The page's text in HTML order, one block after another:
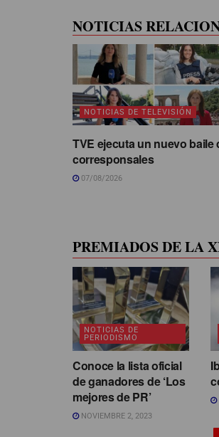
NOTICIAS
NOTICIAS DE TELEVISIÓN
TVE ejecuta un nuevo baile
corresponsales
07/08/2026
PREMIADOS DE LA
NOTICIAS DE
PERIODISMO
Conoce la lista oficial
de ganadores de ‘Los
mejores de PR’
NOVIEMBRE 2, 2023